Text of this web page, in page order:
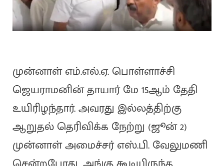
முன்னாள் எம்.எல்.ஏ. பொள்ளாச்சி
ஜெயராமனின் தாயார் மே 15ஆம் தேதி
உயிரிழந்தார். அவரது இல்லத்திற்கு
ஆறுதல் தெரிவிக்க நேற்று (ஜூன் 2)
முன்னாள் அமைச்சர் எஸ்.பி. வேலுமணி